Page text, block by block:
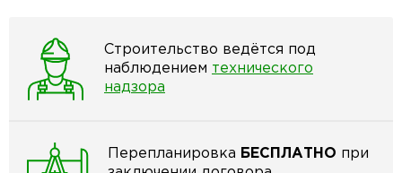
Строительство ведётся под
наблюдением технического
надзора
Перепланировка БЕСПЛАТНО при